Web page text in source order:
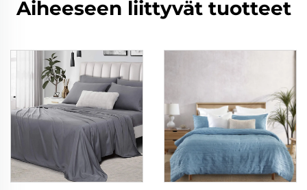
Aiheeseen liittyvät tuotteet